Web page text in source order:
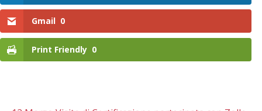
Gmail 0
Print Friendly 0